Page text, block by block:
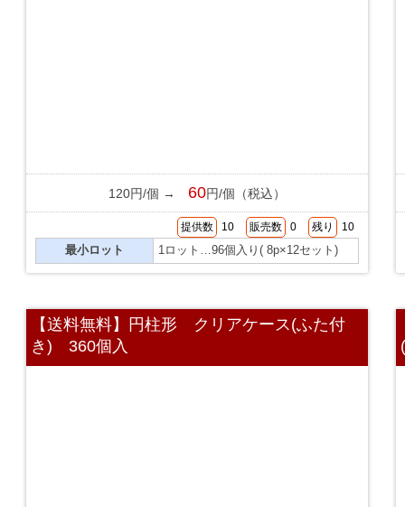
120円/個 → 60円/個（税込）
提供数 10 販売数 0 残り 10
最小ロット 1ロット…96個入り( 8p×12セット)
【送料無料】円柱形 クリアケース(ふた付
き) 360個入